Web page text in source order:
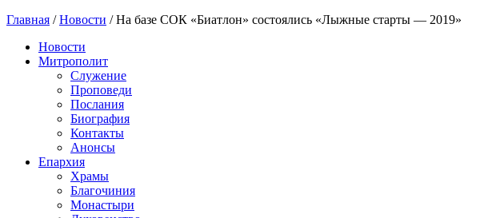
Главная /Новости /На базе СОК «Биатлон» состоялись «Лыжные старты — 2019»
Новости
Митрополит
Служение
Проповеди
Послания
Биография
Контакты
Анонсы
Епархия
Храмы
Благочиния
Монастыри